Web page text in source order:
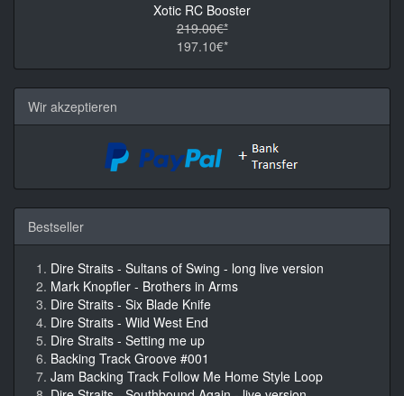
Xotic RC Booster
219.00€*
197.10€*
Wir akzeptieren
Bestseller
Dire Straits - Sultans of Swing - long live version
Mark Knopfler - Brothers in Arms
Dire Straits - Six Blade Knife
Dire Straits - Wild West End
Dire Straits - Setting me up
Backing Track Groove #001
Jam Backing Track Follow Me Home Style Loop